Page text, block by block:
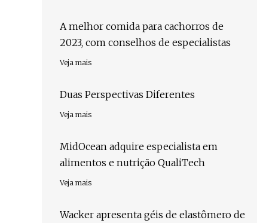
A melhor comida para cachorros de
2023, com conselhos de especialistas
Veja mais
Duas Perspectivas Diferentes
Veja mais
MidOcean adquire especialista em
alimentos e nutrição QualiTech
Veja mais
Wacker apresenta géis de elastômero de